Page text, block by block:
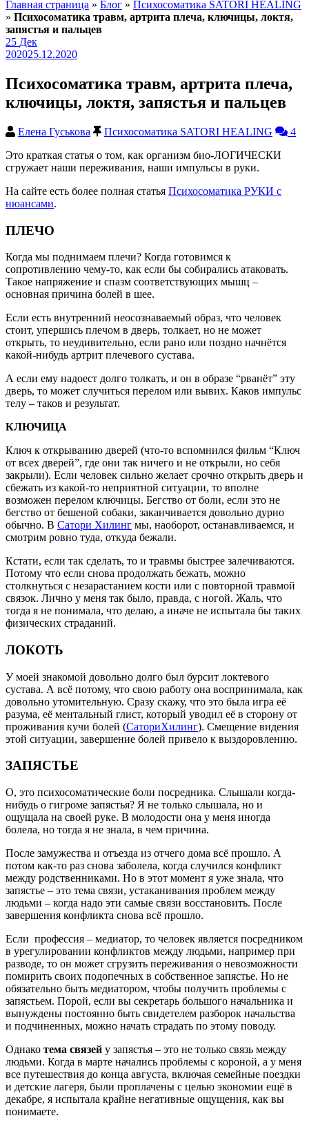
Главная страница » Блог » Психосоматика SATORI HEALING
» Психосоматика травм, артрита плеча, ключицы, локтя,
запястья и пальцев
25 Дек
202025.12.2020
Психосоматика травм, артрита плеча,
ключицы, локтя, запястья и пальцев
Елена Гуськова Психосоматика SATORI HEALING
4
Это краткая статья о том, как организм био-ЛОГИЧЕСКИ
сгружает наши переживания, наши импульсы в руки.
На сайте есть более полная статья Психосоматика РУКИ с
нюансами.
ПЛЕЧО
Когда мы поднимаем плечи? Когда готовимся к
сопротивлению чему-то, как если бы собирались атаковать.
Такое напряжение и спазм соответствующих мышц –
основная причина болей в шее.
Если есть внутренний неосознаваемый образ, что человек
стоит, упершись плечом в дверь, толкает, но не может
открыть, то неудивительно, если рано или поздно начнётся
какой-нибудь артрит плечевого сустава.
А если ему надоест долго толкать, и он в образе “рванёт” эту
дверь, то может случиться перелом или вывих. Каков импульс
телу – таков и результат.
КЛЮЧИЦА
Ключ к открыванию дверей (что-то вспомнился фильм “Ключ
от всех дверей”, где они так ничего и не открыли, но себя
закрыли). Если человек сильно желает срочно открыть дверь и
сбежать из какой-то неприятной ситуации, то вполне
возможен перелом ключицы. Бегство от боли, если это не
бегство от бешеной собаки, заканчивается довольно дурно
обычно. В Сатори Хилинг мы, наоборот, останавливаемся, и
смотрим ровно туда, откуда бежали.
Кстати, если так сделать, то и травмы быстрее залечиваются.
Потому что если снова продолжать бежать, можно
столкнуться с незарастанием кости или с повторной травмой
связок. Лично у меня так было, правда, с ногой. Жаль, что
тогда я не понимала, что делаю, а иначе не испытала бы таких
физических страданий.
ЛОКОТЬ
У моей знакомой довольно долго был бурсит локтевого
сустава. А всё потому, что свою работу она воспринимала, как
довольно утомительную. Сразу скажу, что это была игра её
разума, её ментальный глист, который уводил её в сторону от
проживания кучи болей (СаториХилинг). Смещение видения
этой ситуации, завершение болей привело к выздоровлению.
ЗАПЯСТЬЕ
О, это психосоматические боли посредника. Слышали когда-
нибудь о гигроме запястья? Я не только слышала, но и
ощущала на своей руке. В молодости она у меня иногда
болела, но тогда я не знала, в чем причина.
После замужества и отъезда из отчего дома всё прошло. А
потом как-то раз снова заболела, когда случился конфликт
между родственниками. Но в этот момент я уже знала, что
запястье – это тема связи, устаканивания проблем между
людьми – когда надо эти самые связи восстановить. После
завершения конфликта снова всё прошло.
Если профессия – медиатор, то человек является посредником
в урегулировании конфликтов между людьми, например при
разводе, то он может сгрузить переживания о невозможности
помирить своих подопечных в собственное запястье. Но не
обязательно быть медиатором, чтобы получить проблемы с
запястьем. Порой, если вы секретарь большого начальника и
вынуждены постоянно быть свидетелем разборок начальства
и подчиненных, можно начать страдать по этому поводу.
Однако тема связей у запястья – это не только связь между
людьми. Когда в марте начались проблемы с короной, а у меня
все путешествия до конца августа, включая семейные поездки
и детские лагеря, были проплачены с целью экономии ещё в
декабре, я испытала крайне негативные ощущения, как вы
понимаете.